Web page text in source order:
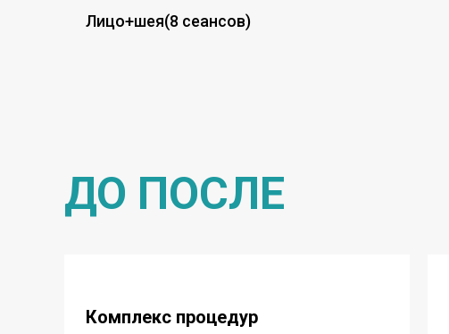
Лицо+шея(8 сеансов)
ДО ПОСЛЕ
Комплекс процедур